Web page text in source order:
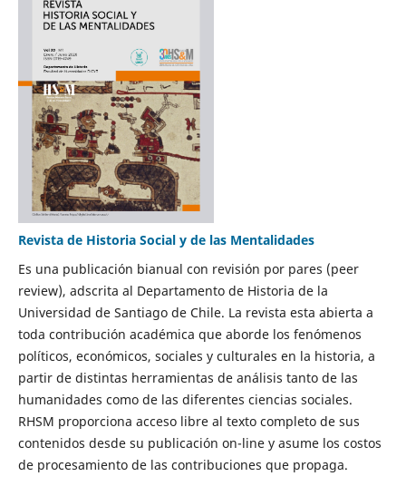
Revista de Historia Social y de las Mentalidades
Es una publicación bianual con revisión por pares (peer
review), adscrita al Departamento de Historia de la
Universidad de Santiago de Chile. La revista esta abierta a
toda contribución académica que aborde los fenómenos
políticos, económicos, sociales y culturales en la historia, a
partir de distintas herramientas de análisis tanto de las
humanidades como de las diferentes ciencias sociales.
RHSM proporciona acceso libre al texto completo de sus
contenidos desde su publicación on-line y asume los costos
de procesamiento de las contribuciones que propaga.